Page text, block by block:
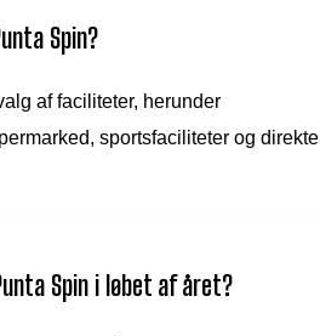
Spin?
af faciliteter, herunder
sportsfaciliteter og direkte
Spin i løbet af året?